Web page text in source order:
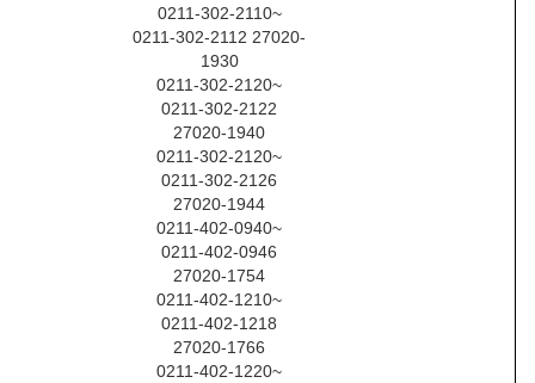
0211-302-2110~
0211-302-2112 27020-
1930
0211-302-2120~
0211-302-2122
27020-1940
0211-302-2120~
0211-302-2126
27020-1944
0211-402-0940~
0211-402-0946
27020-1754
0211-402-1210~
0211-402-1218
27020-1766
0211-402-1220~